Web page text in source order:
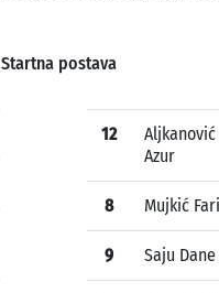
Startna postava
12
Aljkanović
Azur
8 Mujkić
9 Saju Dane